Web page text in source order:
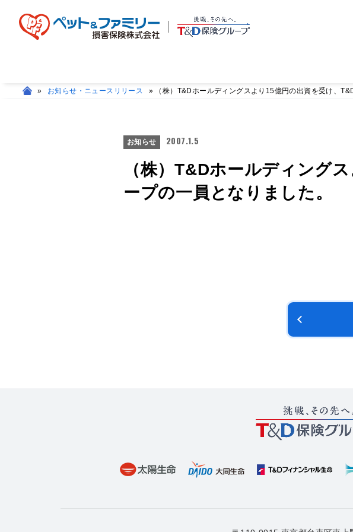
» お知らせ・ニュースリリース » （株）T&Dホールディングスより15億円の出資を受け、
お知らせ 2007.1.5
（株）T&Dホールディング
ープの一員となりました。